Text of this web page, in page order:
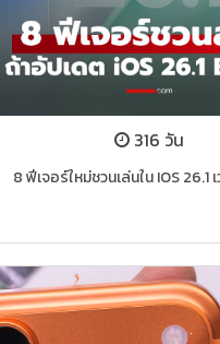
316 วัน
8 ฟีเจอร์ใหม่ชวนเล่นใน IOS 26.1